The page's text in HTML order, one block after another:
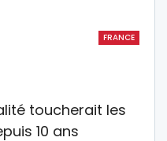
FRANCE